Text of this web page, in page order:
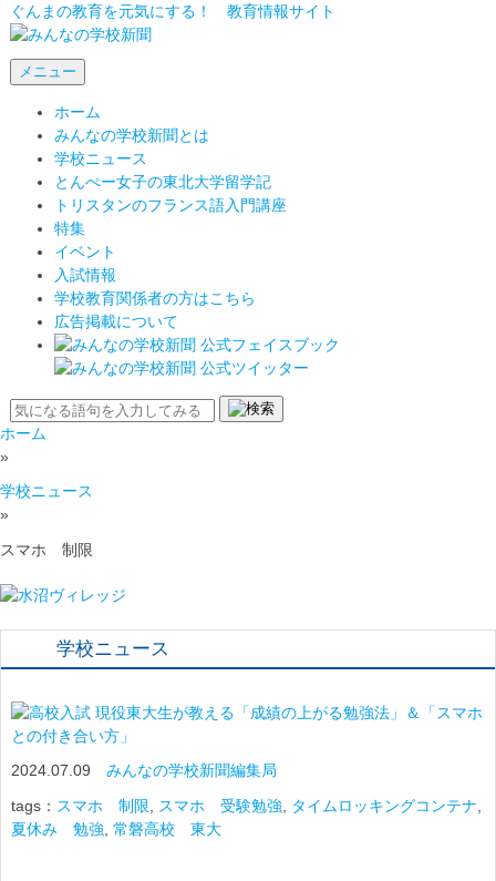
ぐんまの教育を元気にする！ 教育情報サイト
メニュー
ホーム
みんなの学校新聞とは
学校ニュース
とんぺー女子の東北大学留学記
トリスタンのフランス語入門講座
特集
イベント
入試情報
学校教育関係者の方はこちら
広告掲載について
ホーム
»
学校ニュース
»
スマホ 制限
学校ニュース
現役東大生が教える「成績の上がる勉強法」＆「スマホ
との付き合い方」
2024.07.09 みんなの学校新聞編集局
tags： スマホ 制限 スマホ 受験勉強 タイムロッキングコンテナ
夏休み 勉強 常磐高校 東大